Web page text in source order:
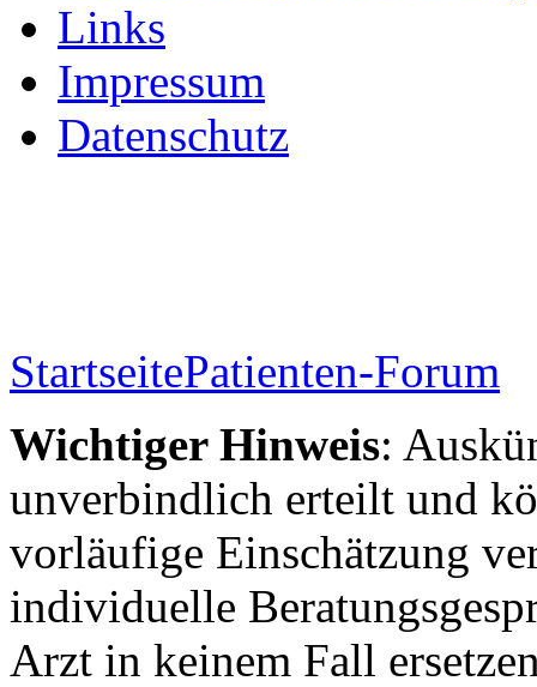
Links
Impressum
Datenschutz
StartseitePatienten-Forum
Wichtiger Hinweis:
unverbindlich erteilt und
vorläufige Einschätzung
individuelle
Arzt in keinem Fall